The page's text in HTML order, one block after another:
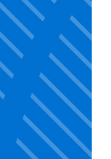
see content